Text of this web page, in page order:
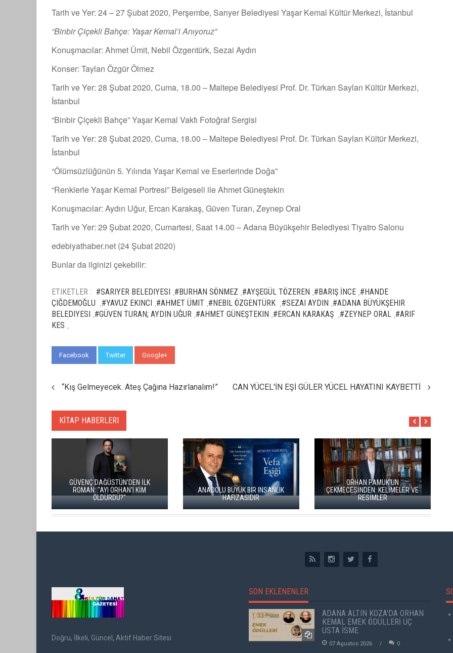
Tarih ve Yer: 24 – 27 Şubat 2020, Perşembe, Sarıyer Belediyesi Yaşar Kemal Kültür Merkezi, İstanbul
“Binbir Çiçekli Bahçe: Yaşar Kemal’i Anıyoruz”
Konuşmacılar: Ahmet Ümit, Nebil Özgentürk, Sezai Aydın
Konser: Taylan Özgür Ölmez
Tarih ve Yer: 28 Şubat 2020, Cuma, 18.00 – Maltepe Belediyesi Prof. Dr. Türkan Saylan Kültür Merkezi,
İstanbul
“Binbir Çiçekli Bahçe” Yaşar Kemal Vakfı Fotoğraf Sergisi
Tarih ve Yer: 28 Şubat 2020, Cuma, 18.00 – Maltepe Belediyesi Prof. Dr. Türkan Saylan Kültür Merkezi,
İstanbul
“Ölümsüzlüğünün 5. Yılında Yaşar Kemal ve Eserlerinde Doğa”
“Renklerle Yaşar Kemal Portresi” Belgeseli ile Ahmet Güneştekin
Konuşmacılar: Aydın Uğur, Ercan Karakaş, Güven Turan, Zeynep Oral
Tarih ve Yer: 29 Şubat 2020, Cumartesi, Saat 14.00 – Adana Büyükşehir Belediyesi Tiyatro Salonu
edebiyathaber.net (24 Şubat 2020)
Bunlar da ilginizi çekebilir:
ETIKETLER : #SARIYER BELEDIYESI #BURHAN SÖNMEZ #AYŞEGÜL TÖZEREN #BARIŞ İNCE #HANDE
ÇIĞDEMOĞLU
#YAVUZ EKINCI #AHMET ÜMIT #NEBIL ÖZGENTÜRK #SEZAI AYDIN #ADANA BÜYÜKŞEHIR
BELEDIYESI #GÜVEN TURAN; AYDIN UĞUR #AHMET GÜNEŞTEKIN #ERCAN KARAKAŞ #ZEYNEP ORAL #ARIF
KES
Facebook Twitter Google+
“Kış Gelmeyecek. Ateş Çağına Hazırlanalım!” CAN YÜCEL'İN EŞİ GÜLER YÜCEL HAYATINI KAYBETTİ
KİTAP HABERLERI
İKİ KİTAP VE BİTMEYEN BİR ENERJİ
ÜNAL ERSÖZLÜ’NÜN YENİ ŞİİR
KİTABI “BÖĞÜRTLEN ÖPÜCÜĞÜ”
YAYIMLANDI
RIZA SÖNMEZ: ‘ANADOLU,
SANILDIĞINDAN ÇOK DAHA VEGAN"
Doğru, İlkeli, Güncel, Aktif Haber Sitesi
SON EKLENENLER
ADANA ALTIN KOZA'DA ORHAN
KEMAL EMEK ÖDÜLLERİ ÜÇ
USTA İSME
07 Agustos 2026 0